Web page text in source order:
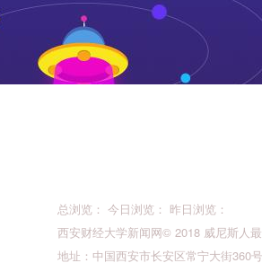
总浏览： 今日浏览： 昨日浏览：
西安财经大学新闻网© 2018 威尼斯人
地址：中国西安市长安区常宁大街360